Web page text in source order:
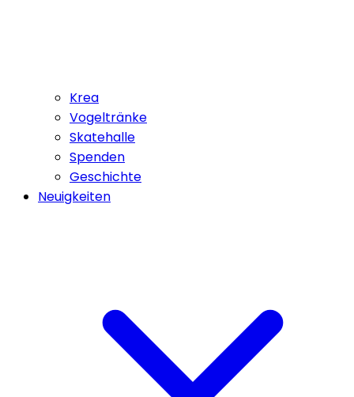
Krea
Vogeltränke
Skatehalle
Spenden
Geschichte
Neuigkeiten